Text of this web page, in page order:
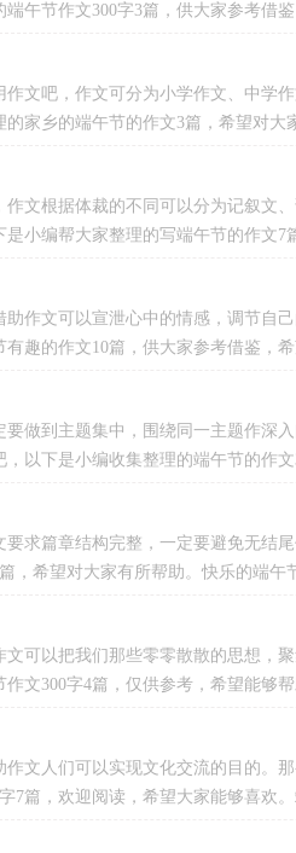
午节作文300字3篇，供大家参考借
文吧，作文可分为小学作文、中学
家乡的端午节的作文3篇，希望对大
文根据体裁的不同可以分为记叙文
小编帮大家整理的写端午节的作文7
作文可以宣泄心中的情感，调节自
趣的作文10篇，供大家参考借鉴，
做到主题集中，围绕同一主题作深
以下是小编收集整理的端午节的作
求篇章结构完整，一定要避免无结
，希望对大家有所帮助。快乐的端午
可以把我们那些零零散散的思想，
文300字4篇，仅供参考，希望能够
文人们可以实现文化交流的目的。
7篇，欢迎阅读，希望大家能够喜欢